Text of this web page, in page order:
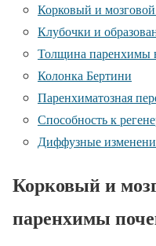
Корковый и
Клубочки и
Толщина паренхимы
Колонка Бертини
Паренхиматозная
Способность к
Диффузные
Корковый и
паренхимы